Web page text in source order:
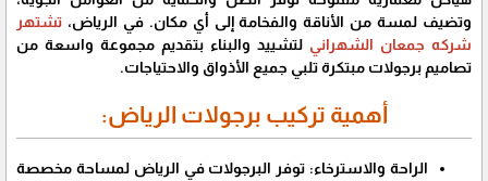
وتضيف لمسة من الأناقة والفخامة إلى أي مكان. في الرياض، تشتهر
شركه جمعان الشهراني لتشييد والبناء بتقديم مجموعة واسعة من
تصاميم برجولات مبتكرة تلبي جميع الأذواق والاحتياجات.
أهمية تركيب برجولات الرياض:
الراحة والاسترخاء: توفر البرجولات في الرياض لمساحة مخصصة